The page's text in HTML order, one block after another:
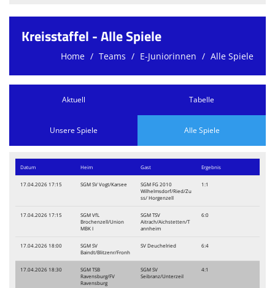
Kreisstaffel - Alle Spiele
Home Teams E-Juniorinnen Alle Spiele
Aktuell Tabelle
Unsere Spiele Alle Spiele
Datum Heim Gast Ergebnis
17.04.2026 17:15 SGM SV Vogt/Karsee
SGM FG 2010
Wilhelmsdorf/Ried/Zu
ss/ Horgenzell
1:1
17.04.2026 17:15
SGM VfL
Brochenzell/Union
MBK I
SGM TSV
Aitrach/Aichstetten/T
annheim
6:0
17.04.2026 18:00
SGM SV
Baindt/Blitzenr/Fronh
SV Deuchelried 6:4
17.04.2026 18:30
SGM TSB
Ravensburg/FV
Ravensburg
SGM SV
Seibranz/Unterzeil
4:1